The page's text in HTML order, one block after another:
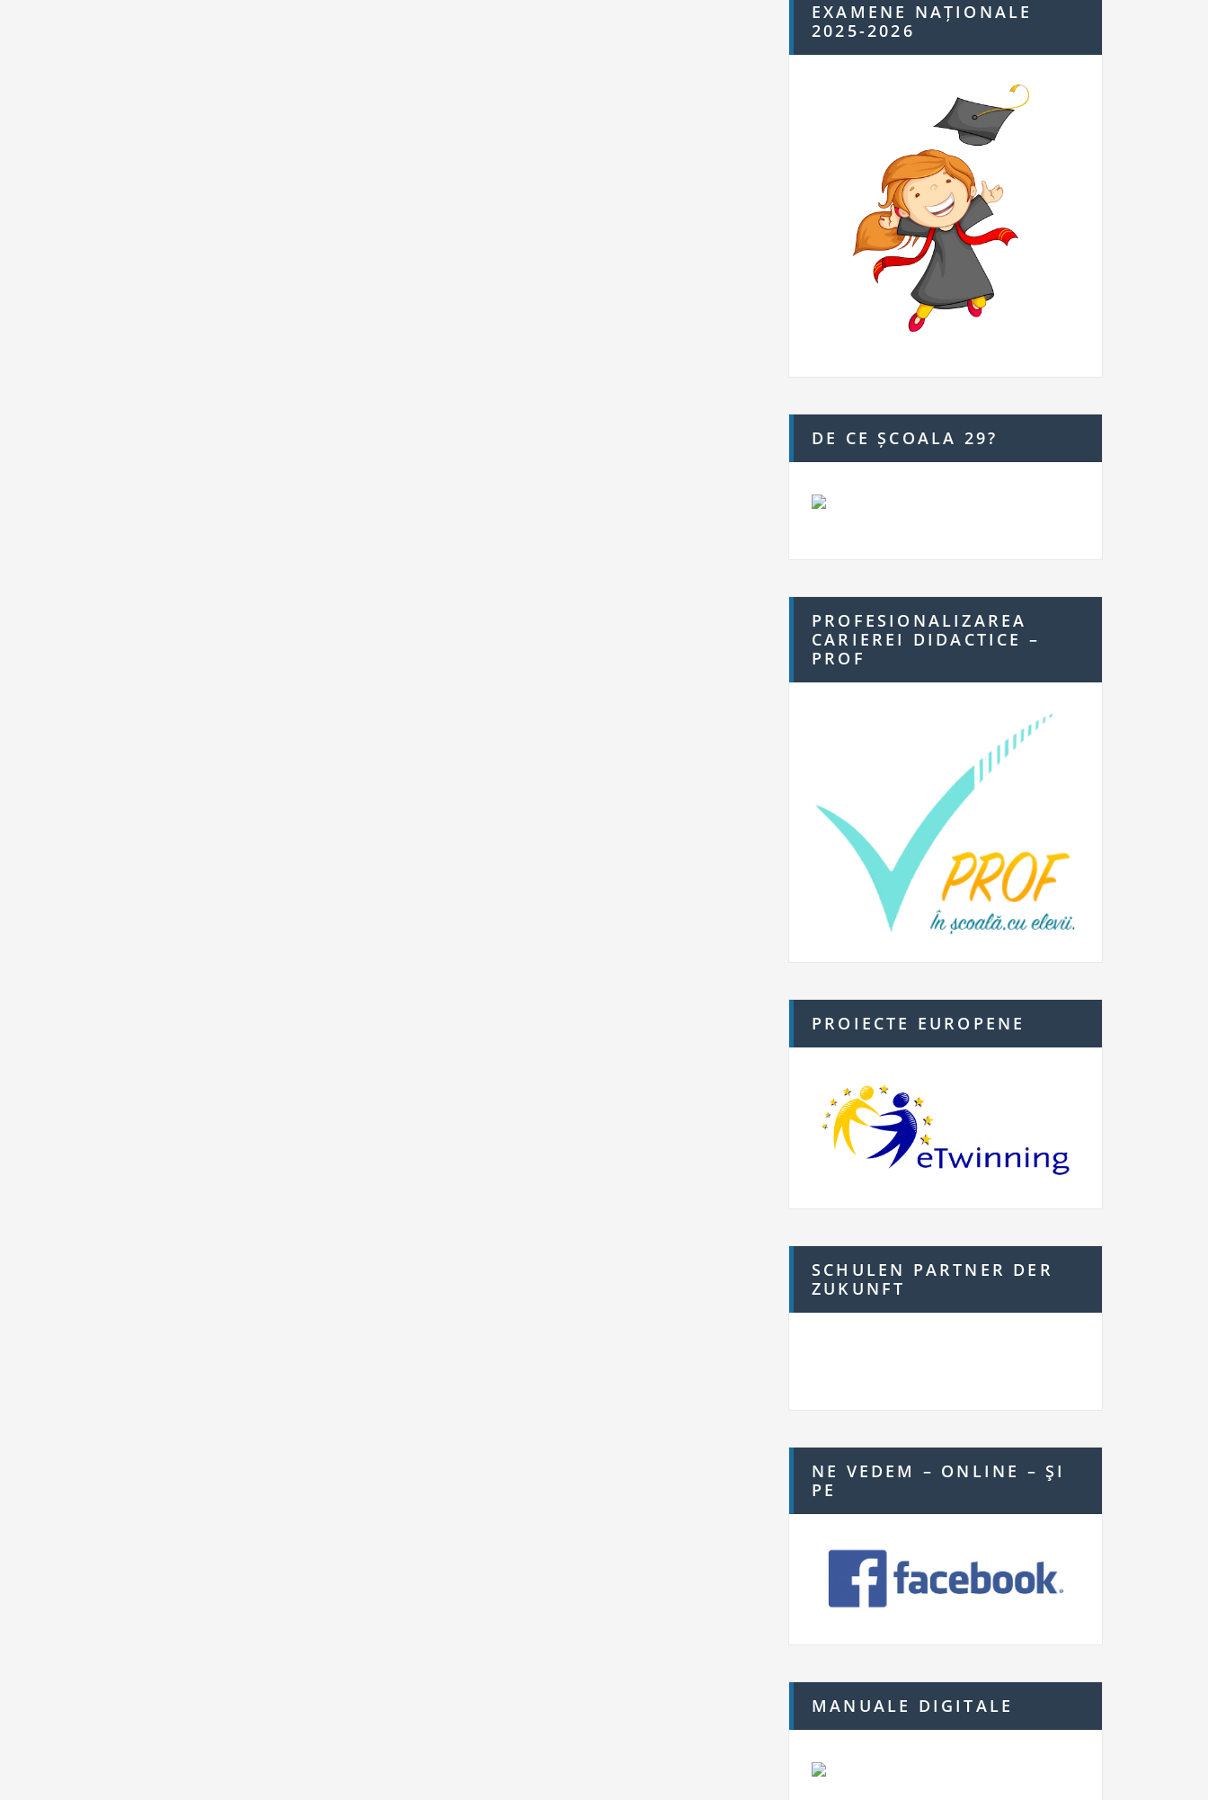
EXAMENE NAȚIONALE
2025-2026
DE CE ȘCOALA 29?
PROFESIONALIZAREA
CARIEREI DIDACTICE –
PROF
PROIECTE EUROPENE
SCHULEN PARTNER DER
ZUKUNFT
NE VEDEM – ONLINE – ŞI
PE
MANUALE DIGITALE